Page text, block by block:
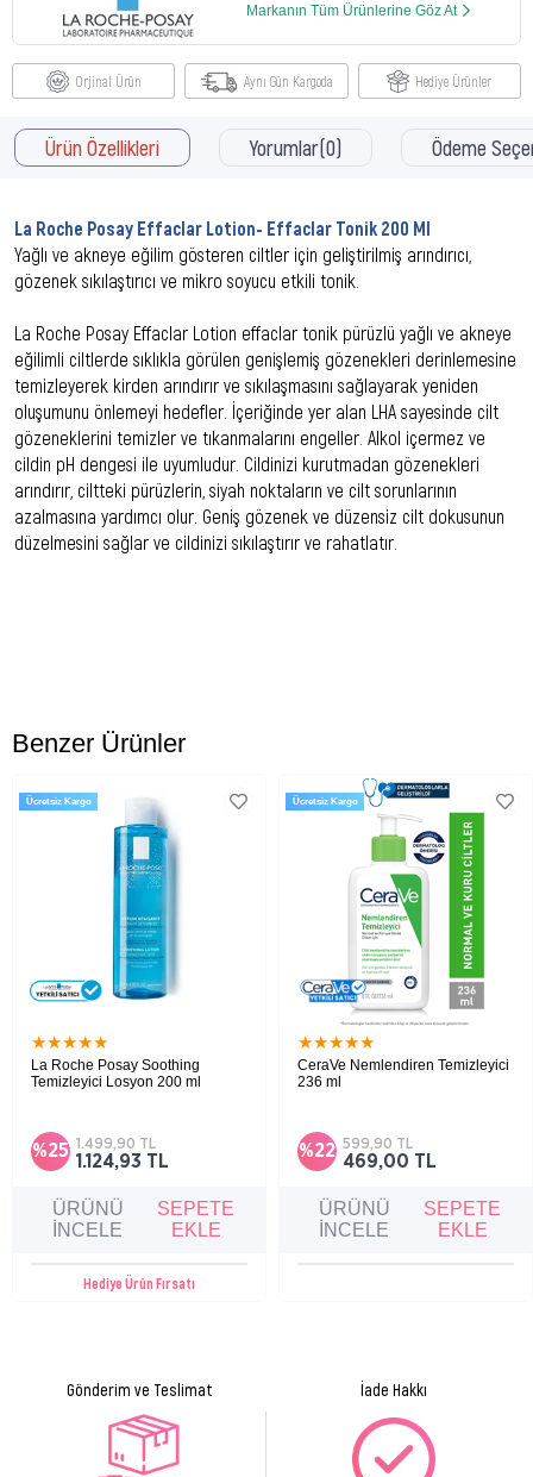
Markanın Tüm Ürünlerine Göz At
Orjinal Ürün Aynı Gün Kargoda Hediye Ürünler
Ürün Özellikleri Yorumlar(0) Ödeme
La Roche Posay Effaclar Lotion- Effaclar Tonik 200 Ml
Yağlı ve akneye eğilim gösteren ciltler için geliştirilmiş arındırıcı,
gözenek sıkılaştırıcı ve mikro soyucu etkili tonik.
La Roche Posay Effaclar Lotion effaclar tonik pürüzlü yağlı ve akneye
eğilimli ciltlerde sıklıkla görülen genişlemiş gözenekleri derinlemesine
temizleyerek kirden arındırır ve sıkılaşmasını sağlayarak yeniden
oluşumunu önlemeyi hedefler. İçeriğinde yer alan LHA sayesinde cilt
gözeneklerini temizler ve tıkanmalarını engeller. Alkol içermez ve
cildin pH dengesi ile uyumludur. Cildinizi kurutmadan gözenekleri
arındırır, ciltteki pürüzlerin, siyah noktaların ve cilt sorunlarının
azalmasına yardımcı olur. Geniş gözenek ve düzensiz cilt dokusunun
düzelmesini sağlar ve cildinizi sıkılaştırır ve rahatlatır.
Uygun Cilt Tipi:
Yağlı ve akneye eğilim gösteren ciltler.
WATER AQUA, ALCOHOL DENAT., GLYCERİN, SODİUM CİTRATE, PROPYLENE
GLYCOL, PEG-60 HYDROGENATED CASTOR OİL, DİSODİUM EDTA, CAPRYLOYL
SALİCYLİC ACİD, CİTRİC ACİD, SALİCYLİC ACİD, PARFUM / FRAGRANCE.
Ürün Formu Tonik
Benzer Ürünler
★★★★★
La Roche Posay Soothing
Temizleyici Losyon 200 ml
kalıntılardan arındırırken ferahlık ve
yumuşaklık hissi sağlar, sabun ve alkol
içermeyen formülüyle günlük kullanıma
%25
1.124,93 TL
1.499,90 TL
Hediye Ürün Fırsatı
Ücretsiz Kargo
ÜRÜNÜ
İNCELE
SEPETE
EKLE
★★★★★
CeraVe Nemlendiren Temizleyici
236 ml
nemlendirici temizleyici.
%22
469,00 TL
599,90 TL
Ücretsiz Kargo
ÜRÜNÜ
İNCELE
SEPETE
EKLE
Gönderim ve Teslimat İade Hakkı